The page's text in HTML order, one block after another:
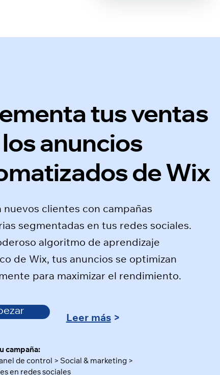
tus ventas
anuncios
de Wix
nuevos clientes con campañas
segmentadas en tus redes sociales.
algoritmo de aprendizaje
de Wix, tus anuncios se optimizan
para maximizar el rendimiento.
Leer más>
campaña:
de control > Social & marketing >
en redes sociales